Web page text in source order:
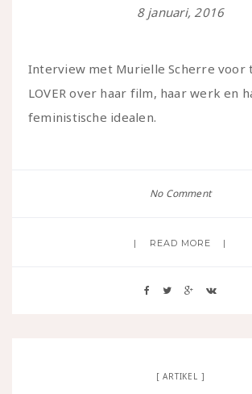
8 januari, 2016
Interview met Murielle Scherre voor
LOVER over haar film, haar werk en
feministische idealen.
No Comment
READ MORE
ARTIKEL